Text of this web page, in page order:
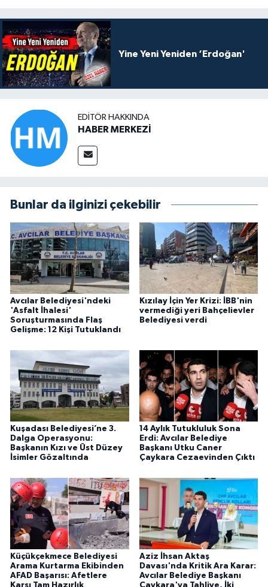
Yine Yeni Yeniden ‘Erdoğan'
EDITÖR HAKKINDA
HABER MERKEZİ
Bunlar da ilginizi çekebilir
Avcılar Belediyesi'ndeki
'Asfalt İhalesi'
Soruşturmasında Flaş
Gelişme: 12 Kişi Tutuklandı
Kızılay İçin Yer Krizi: İBB'nin
vermediği yeri Bahçelievler
Belediyesi verdi
Kuşadası Belediyesi’ne 3.
Dalga Operasyonu:
Başkanın Kızı ve Üst Düzey
İsimler Gözaltında
14 Aylık Tutukluluk Sona
Erdi: Avcılar Belediye
Başkanı Utku Caner
Çaykara Cezaevinden Çıktı
Küçükçekmece Belediyesi
Arama Kurtarma Ekibinden
AFAD Başarısı: Afetlere
Karşı Tam Hazırlık
Aziz İhsan Aktaş
Davası'nda Kritik Ara Karar:
Avcılar Belediye Başkanı
Çaykara'ya Tahliye, İki